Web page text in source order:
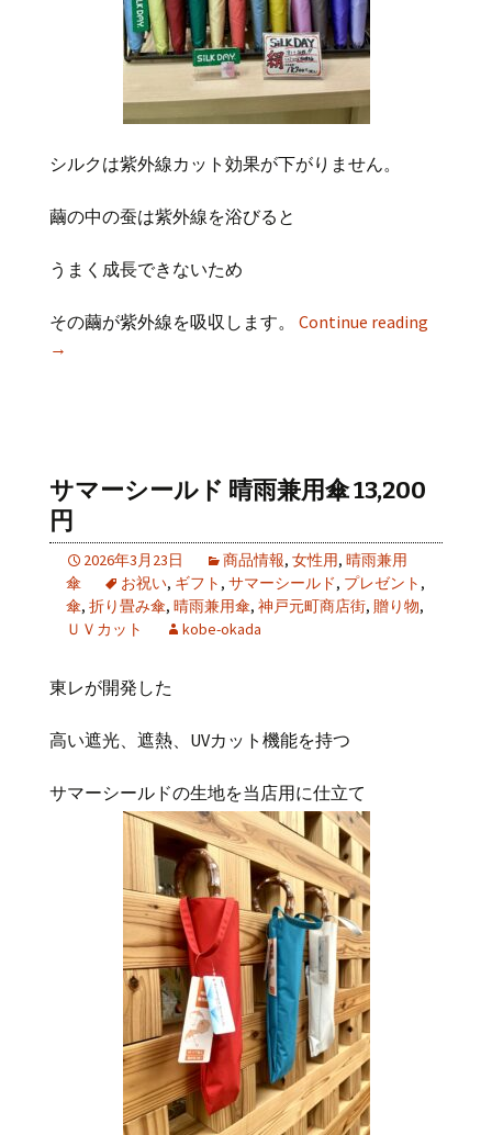
シルクは紫外線カット効果が下がりません。
繭の中の蚕は紫外線を浴びると
うまく成長できないため
その繭が紫外線を吸収します。
Continue reading
→
サマーシールド 晴雨兼用傘 13,200
円
2026年3月23日 商品情報, 女性用, 晴雨兼用
傘
お祝い, ギフト , サマーシールド, プレゼント ,
傘, 折り畳み傘, 晴雨兼用傘, 神戸元町商店街, 贈り物,
ＵＶカット
kobe-okada
東レが開発した
高い遮光、遮熱、UVカット機能を持つ
サマーシールドの生地を当店用に仕立て